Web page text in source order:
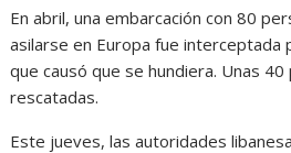
En abril, una embarcación con 80
asilarse en Europa fue interceptada
que causó que se hundiera. Unas
rescatadas.
Este jueves, las autoridades